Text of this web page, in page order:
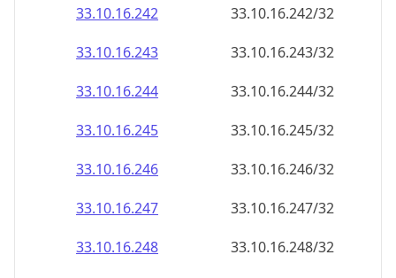
33.10.16.251
33.10.16.251/32
33.10.16.252
33.10.16.252/32
33.10.16.253
33.10.16.253/32
33.10.16.254
33.10.16.254/32
33.10.16.255
33.10.16.255/32